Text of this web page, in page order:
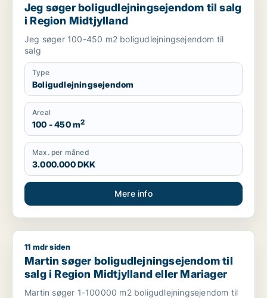
Jeg søger boligudlejningsejendom til salg
i Region Midtjylland
Jeg søger 100-450 m2 boligudlejningsejendom til
salg
Type
Boligudlejningsejendom
Areal
100 - 450 m2
Max. per måned
3.000.000 DKK
Mere info
Martin søger boligudlejningsejendom til salg i Region
11 mdr siden
Martin søger boligudlejningsejendom til
salg i Region Midtjylland eller Mariager
Martin søger 1-100000 m2 boligudlejningsejendom til